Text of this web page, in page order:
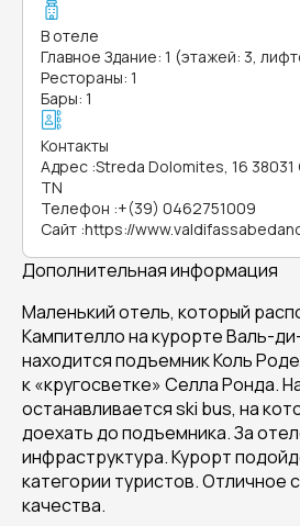
В отеле
Главное Здание: 1 (этажей: 3,
Рестораны: 1
Бары: 1
Контакты
Адрес :Streda Dolomites, 16
TN
Телефон :+(39) 0462751009
Сайт :https://
Дополнительная информация
Маленький отель, который
Кампителло на курорте Валь-
находится подъемник Коль
к «кругосветке» Селла Ронда.
останавливается ski bus, на
доехать до подъемника. За
инфраструктура. Курорт
категории туристов. Отличное
качества.